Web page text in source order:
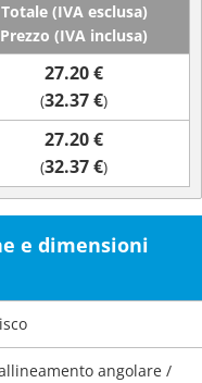
Totale (IVA esclusa)
Prezzo (IVA inclusa)
27.20 €
(32.37 €)
27.20 €
(32.37 €)
e dimensioni
angolare /